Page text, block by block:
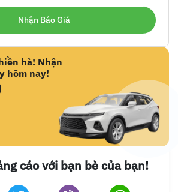
hà! Nhận
hôm nay!
cáo với bạn bè của bạn!